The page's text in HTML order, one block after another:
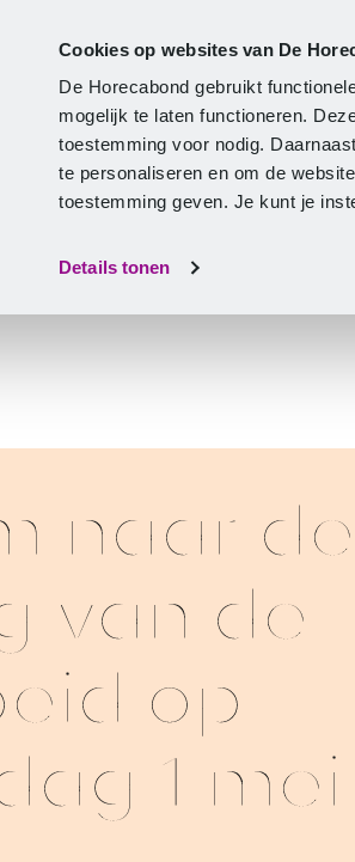
Cookies op websites van De
De Horecabond gebruikt
mogelijk te laten functioneren.
toestemming voor nodig.
te personaliseren en om de
toestemming geven. Je kunt je
Details tonen
naar de
van de
op
1 mei